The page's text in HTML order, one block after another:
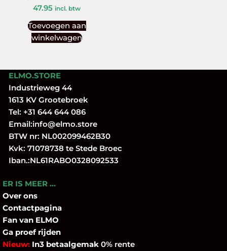
47.95 incl. btw
Toevoegen aan
winkelwagen
ELMO.STORE
Industrieweg 44
1613 KV Grootebroek
Tel: +31 644 644 086
Email:info@elmo.store
BTW nr: NL002099462B30
Kvk: 71078738 te Stede Broec
Iban.:NL61RABO0328092533
ER IS MEER …
Over ons
Contactpagina
Fan van ELMO
Ga proef rijden
Nieuw: In3 betaalgemak 0% rente